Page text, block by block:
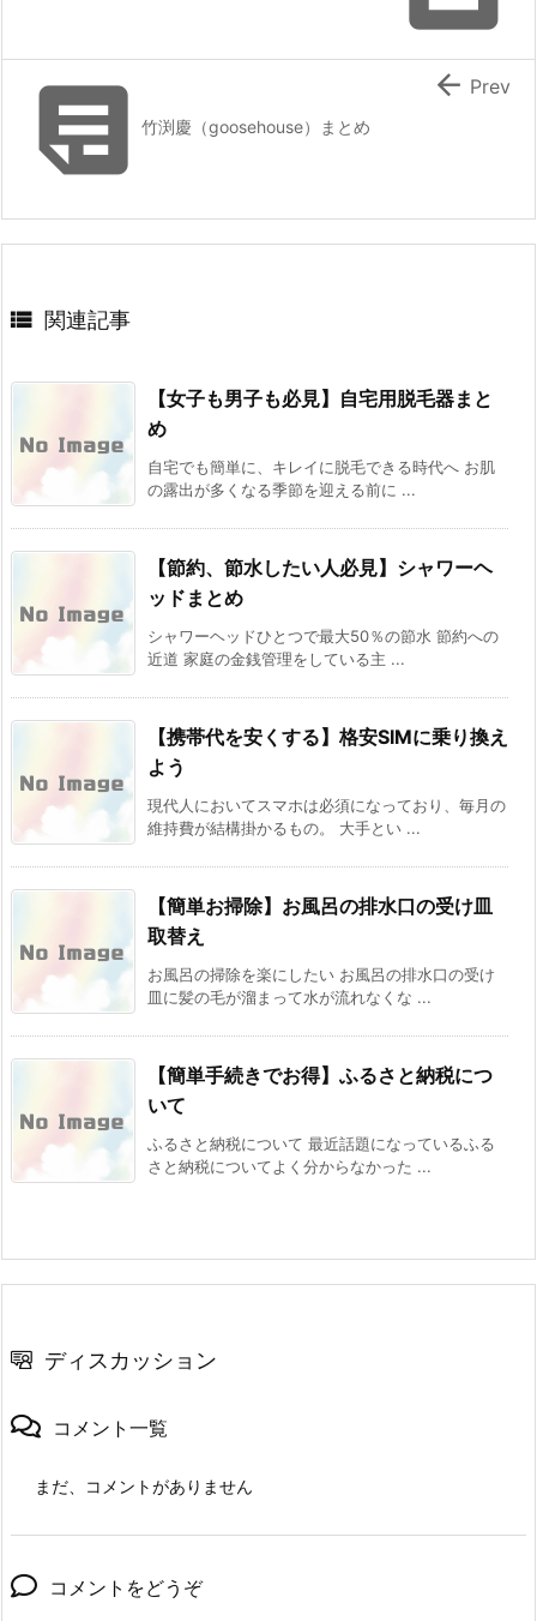
竹渕慶（goosehouse）まとめ
 Prev
 関連記事
【女子も男子も必見】自宅用脱毛器まと
め
自宅でも簡単に、キレイに脱毛できる時代へ お肌
の露出が多くなる季節を迎える前に ...
【節約、節水したい人必見】シャワーヘ
ッドまとめ
シャワーヘッドひとつで最大50％の節水 節約への
近道 家庭の金銭管理をしている主 ...
【携帯代を安くする】格安SIMに乗り換え
よう
現代人においてスマホは必須になっており、毎月の
維持費が結構掛かるもの。 大手とい ...
【簡単お掃除】お風呂の排水口の受け皿
取替え
お風呂の掃除を楽にしたい お風呂の排水口の受け
皿に髪の毛が溜まって水が流れなくな ...
【簡単手続きでお得】ふるさと納税につ
いて
ふるさと納税について 最近話題になっているふる
さと納税についてよく分からなかった ...
ディスカッション
コメント一覧
まだ、コメントがありません
コメントをどうぞ